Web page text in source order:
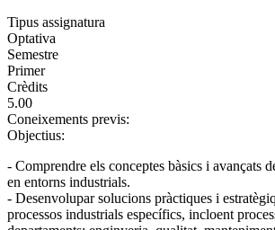
Tipus assignatura
Optativa
Semestre
Primer
Crèdits
5.00
Coneixements previs:
Objectius:
- Comprendre els conceptes bàsics i avançats
en entorns industrials.
- Desenvolupar solucions pràctiques i
processos industrials específics, incloent